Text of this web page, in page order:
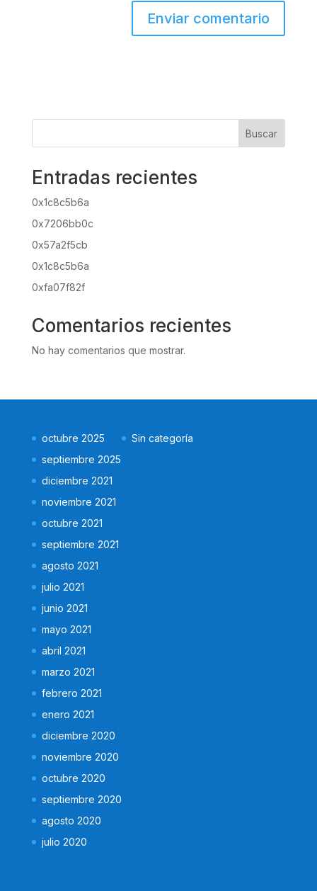
Buscar
Entradas recientes
0x1c8c5b6a
0x7206bb0c
0x57a2f5cb
0x1c8c5b6a
0xfa07f82f
Comentarios recientes
No hay comentarios que mostrar.
octubre 2025
septiembre 2025
diciembre 2021
noviembre 2021
octubre 2021
septiembre 2021
agosto 2021
julio 2021
junio 2021
mayo 2021
abril 2021
marzo 2021
febrero 2021
enero 2021
diciembre 2020
noviembre 2020
octubre 2020
septiembre 2020
agosto 2020
julio 2020
Sin categoría